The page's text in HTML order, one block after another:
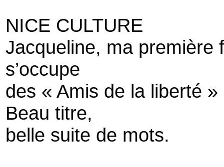
NICE CULTURE
Jacqueline, ma première
s’occupe
des « Amis de la liberté »
Beau titre,
belle suite de mots.